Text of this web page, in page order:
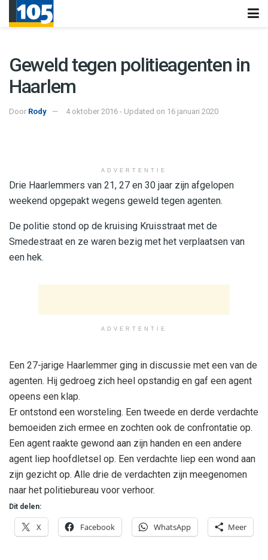
Geweld tegen politieagenten in
Haarlem
Door Rody 4 oktober 2016 - Updated on 16 januari 2020
ADVERTENTIE
Drie Haarlemmers van 21, 27 en 30 jaar zijn afgelopen
weekend opgepakt wegens geweld tegen agenten.
De politie stond op de kruising Kruisstraat met de
Smedestraat en ze waren bezig met het verplaatsen van
een hek.
ADVERTENTIE
Een 27-jarige Haarlemmer ging in discussie met een van de
agenten. Hij gedroeg zich heel opstandig en gaf een agent
opeens een klap.
Er ontstond een worsteling. Een tweede en derde verdachte
bemoeiden zich ermee en zochten ook de confrontatie op.
Een agent raakte gewond aan zijn handen en een andere
agent liep hoofdletsel op. Een verdachte liep een wond aan
zijn gezicht op. Alle drie de verdachten zijn meegenomen
naar het politiebureau voor verhoor.
Dit delen:
X Facebook WhatsApp Meer